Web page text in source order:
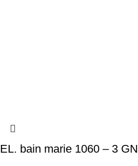
EL. bain marie 1060 – 3 GN